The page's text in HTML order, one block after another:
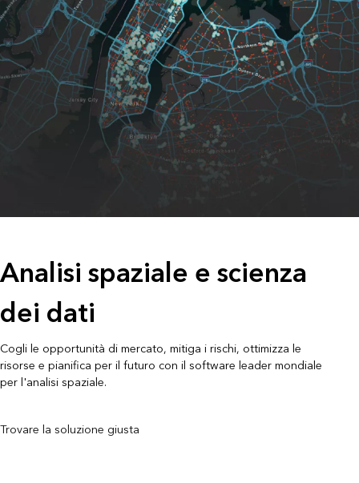
Analisi spaziale e scienza
dei dati
Cogli le opportunità di mercato, mitiga i rischi, ottimizza le
risorse e pianifica per il futuro con il software leader mondiale
per l'analisi spaziale.
Trovare la soluzione giusta